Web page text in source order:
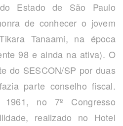
Estado de São Paulo
de conhecer o jovem
Tanaami, na época
98 e ainda na ativa). O
do SESCON/SP por duas
parte conselho fiscal.
no 7º Congresso
realizado no Hotel